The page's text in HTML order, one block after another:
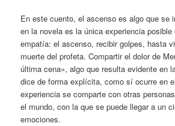
En este cuento, el ascenso es algo que se
en la novela es la única experiencia
empatía: el ascenso, recibir golpes, hasta
muerte del profeta. Compartir el dolor de
última cena», algo que resulta evidente en
dice de forma explícita, como sí ocurre en
experiencia se comparte con otras
el mundo, con la que se puede llegar a un
emociones.